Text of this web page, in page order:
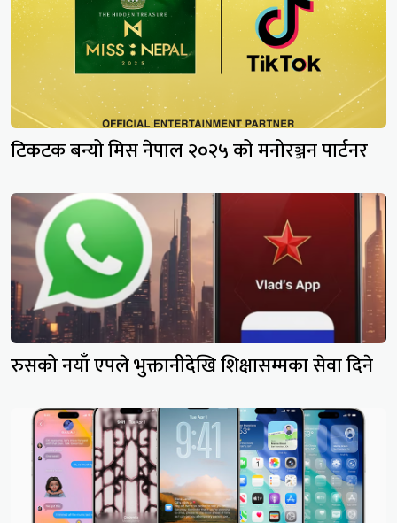
टिकटक बन्यो मिस नेपाल २०२५ को मनोरञ्जन पार्टनर
रुसको नयाँ एपले भुक्तानीदेखि शिक्षासम्मका सेवा दिने